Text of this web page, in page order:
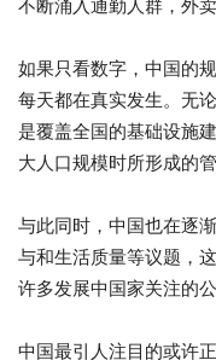
不断涌入通勤人群，外
如果只看数字，中国的
每天都在真实发生。无
是覆盖全国的基础设施
大人口规模时所形成的管
与此同时，中国也在逐
与和生活质量等议题，
许多发展中国家关注的公
中国最引人注目的或许